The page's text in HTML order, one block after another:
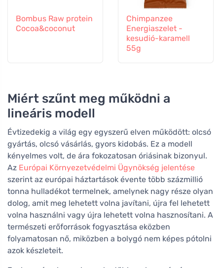
Bombus Raw protein
Cocoa&coconut
Chimpanzee
Energiaszelet -
kesudió-karamell
55g
Miért szűnt meg működni a
lineáris modell
Évtizedekig a világ egy egyszerű elven működött: olcsó
gyártás, olcsó vásárlás, gyors kidobás. Ez a modell
kényelmes volt, de ára fokozatosan óriásinak bizonyul.
Az Európai Környezetvédelmi Ügynökség jelentése
szerint az európai háztartások évente több százmillió
tonna hulladékot termelnek, amelynek nagy része olyan
dolog, amit meg lehetett volna javítani, újra fel lehetett
volna használni vagy újra lehetett volna hasznosítani. A
természeti erőforrások fogyasztása eközben
folyamatosan nő, miközben a bolygó nem képes pótolni
azok készleteit.